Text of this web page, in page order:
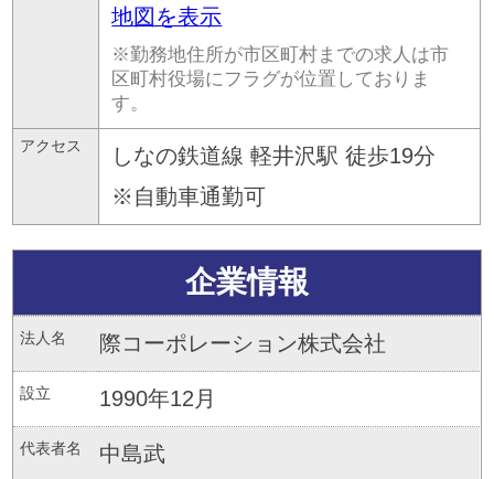
地図を表示
※勤務地住所が市区町村までの求人は市
区町村役場にフラグが位置しておりま
す。
アクセス
しなの鉄道線 軽井沢駅 徒歩19分
※自動車通勤可
企業情報
法人名 際コーポレーション株式会社
設立 1990年12月
代表者名 中島武